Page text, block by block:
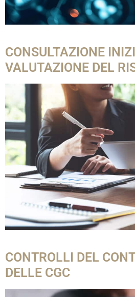
CONSULTAZIONE
VALUTAZIONE DEL
CONTROLLI DEL
DELLE CGC